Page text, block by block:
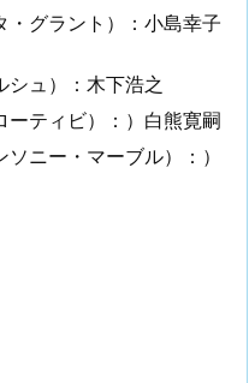
・グラント）：小島幸子
シュ）：木下浩之
ーティビ）：）白熊寛嗣
ニー・マーブル）：）